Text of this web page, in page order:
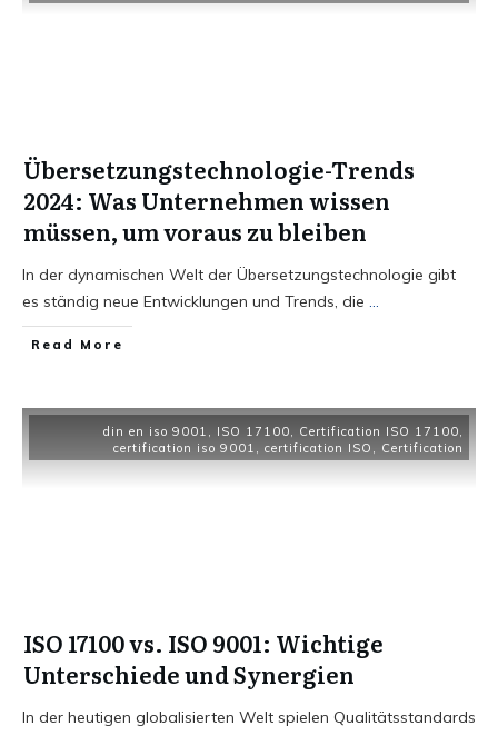
Übersetzungstechnologie-Trends
2024: Was Unternehmen wissen
müssen, um voraus zu bleiben
In der dynamischen Welt der Übersetzungstechnologie gibt
es ständig neue Entwicklungen und Trends, die ...
Read More
din en iso 9001 , ISO 17100, Certification ISO 17100,
certification iso 9001 , certification ISO , Certification
ISO 17100 vs. ISO 9001: Wichtige
Unterschiede und Synergien
In der heutigen globalisierten Welt spielen Qualitätsstandards